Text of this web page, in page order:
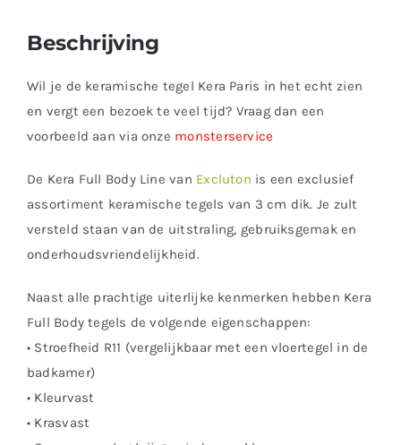
Beschrijving
Wil je de keramische tegel Kera Paris in het echt zien
en vergt een bezoek te veel tijd? Vraag dan een
voorbeeld aan via onze monsterservice
De Kera Full Body Line van Excluton is een exclusief
assortiment keramische tegels van 3 cm dik. Je zult
versteld staan van de uitstraling, gebruiksgemak en
onderhoudsvriendelijkheid.
Naast alle prachtige uiterlijke kenmerken hebben Kera
Full Body tegels de volgende eigenschappen:
• Stroefheid R11 (vergelijkbaar met een vloertegel in de
badkamer)
• Kleurvast
• Krasvast